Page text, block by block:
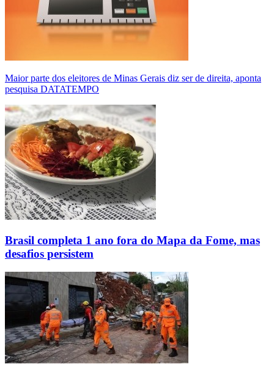
Maior parte dos eleitores de Minas Gerais diz ser de direita, aponta
pesquisa DATATEMPO
Brasil completa 1 ano fora do Mapa da Fome, mas
desafios persistem